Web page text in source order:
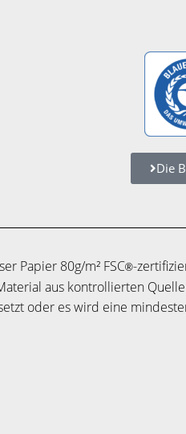
Die
Papier 80g/m² FSC®-
aus kontrollierten
oder es wird eine